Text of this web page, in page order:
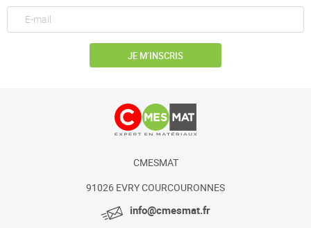
JE M’INSCRIS
CMESMAT
91026 EVRY COURCOURONNES
info@cmesmat.fr